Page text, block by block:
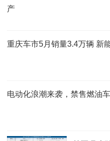
产
重庆车市5月销量3.4万辆 新
电动化浪潮来袭，禁售燃油